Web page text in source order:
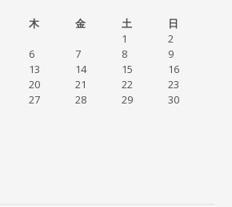
木 金 土
日
1
2
6 7 8
9
13 14 15
16
20 21 22
23
27 28 29
30